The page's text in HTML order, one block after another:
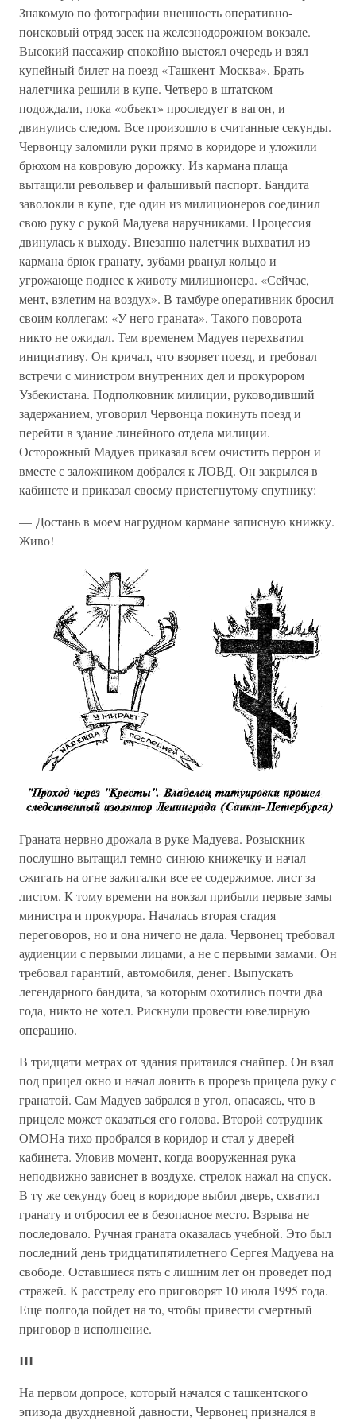
Знакомую по фотографии внешность оперативно-
поисковый отряд засек на железнодорожном вокзале.
Высокий пассажир спокойно выстоял очередь и взял
купейный билет на поезд «Ташкент-Москва». Брать
налетчика решили в купе. Четверо в штатском
подождали, пока «объект» проследует в вагон, и
двинулись следом. Все произошло в считанные секунды.
Червонцу заломили руки прямо в коридоре и уложили
брюхом на ковровую дорожку. Из кармана плаща
вытащили револьвер и фальшивый паспорт. Бандита
заволокли в купе, где один из милиционеров соединил
свою руку с рукой Мадуева наручниками. Процессия
двинулась к выходу. Внезапно налетчик выхватил из
кармана брюк гранату, зубами рванул кольцо и
угрожающе поднес к животу милиционера. «Сейчас,
мент, взлетим на воздух». В тамбуре оперативник бросил
своим коллегам: «У него граната». Такого поворота
никто не ожидал. Тем временем Мадуев перехватил
инициативу. Он кричал, что взорвет поезд, и требовал
встречи с министром внутренних дел и прокурором
Узбекистана. Подполковник милиции, руководивший
задержанием, уговорил Червонца покинуть поезд и
перейти в здание линейного отдела милиции.
Осторожный Мадуев приказал всем очистить перрон и
вместе с заложником добрался к ЛОВД. Он закрылся в
кабинете и приказал своему пристегнутому спутнику:
— Достань в моем нагрудном кармане записную книжку.
Живо!
Граната нервно дрожала в руке Мадуева. Розыскник
послушно вытащил темно-синюю книжечку и начал
сжигать на огне зажигалки все ее содержимое, лист за
листом. К тому времени на вокзал прибыли первые замы
министра и прокурора. Началась вторая стадия
переговоров, но и она ничего не дала. Червонец требовал
аудиенции с первыми лицами, а не с первыми замами. Он
требовал гарантий, автомобиля, денег. Выпускать
легендарного бандита, за которым охотились почти два
года, никто не хотел. Рискнули провести ювелирную
операцию.
В тридцати метрах от здания притаился снайпер. Он взял
под прицел окно и начал ловить в прорезь прицела руку с
гранатой. Сам Мадуев забрался в угол, опасаясь, что в
прицеле может оказаться его голова. Второй сотрудник
ОМОНа тихо пробрался в коридор и стал у дверей
кабинета. Уловив момент, когда вооруженная рука
неподвижно зависнет в воздухе, стрелок нажал на спуск.
В ту же секунду боец в коридоре выбил дверь, схватил
гранату и отбросил ее в безопасное место. Взрыва не
последовало. Ручная граната оказалась учебной. Это был
последний день тридцатипятилетнего Сергея Мадуева на
свободе. Оставшиеся пять с лишним лет он проведет под
стражей. К расстрелу его приговорят 10 июля 1995 года.
Еще полгода пойдет на то, чтобы привести смертный
приговор в исполнение.
III
На первом допросе, который начался с ташкентского
эпизода двухдневной давности, Червонец признался в